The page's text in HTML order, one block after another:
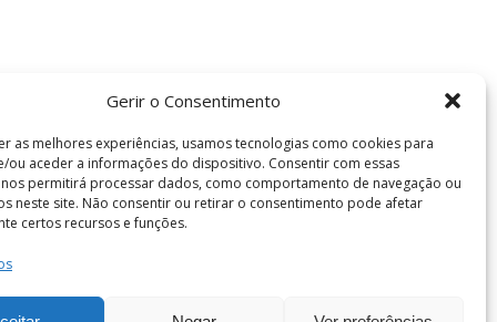
Gerir o Consentimento
as melhores experiências, usamos tecnologias como cookies para
ou aceder a informações do dispositivo. Consentir com essas
permitirá processar dados, como comportamento de navegação ou
neste site. Não consentir ou retirar o consentimento pode afetar
certos recursos e funções.
Coimbra . Todos os direitos reservados.